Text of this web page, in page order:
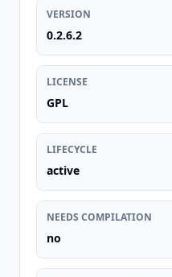
VERSION
0.2.6.2
LICENSE
GPL
LIFECYCLE
active
NEEDS COMPILATION
no